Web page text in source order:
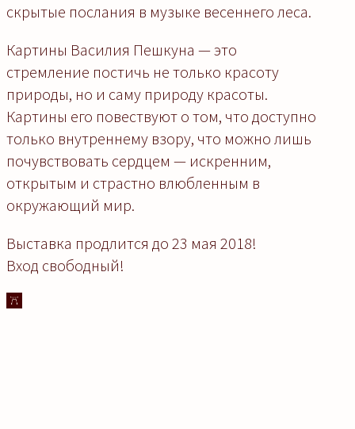
скрытые послания в музыке весеннего леса.
Картины Василия Пешкуна — это
стремление постичь не только красоту
природы, но и саму природу красоты.
Картины его повествуют о том, что доступно
только внутреннему взору, что можно лишь
почувствовать сердцем — искренним,
открытым и страстно влюбленным в
окружающий мир.
Выставка продлится до 23 мая 2018!
Вход свободный!